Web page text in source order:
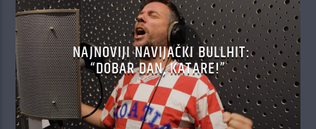
NAJNOVIJI NAVIJAČKI BULLHIT:
“DOBAR DAN, KATARE!”